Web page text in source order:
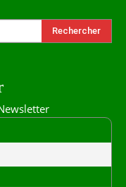
Rechercher